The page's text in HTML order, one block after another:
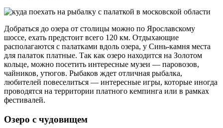
Добраться до озера от столицы можно по Ярославскому
шоссе, ехать предстоит всего 120 км. Отдыхающие
располагаются с палатками вдоль озера, у Синь-камня места
для палаток платные. Так как озеро находится на Золотом
кольце, можно посетить интересные музеи — паровозов,
чайников, утюгов. Рыбаков ждет отличная рыбалка,
любителей повеселиться — интересные игры, которые иногда
проводятся на территории платного кемпинга или в рамках
фестивалей.
Озеро с чудовищем